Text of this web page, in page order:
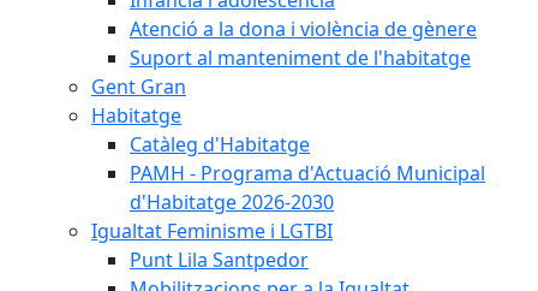
Atenció a la dona i violència de gènere
Suport al manteniment de l'habitatge
Gent Gran
Habitatge
Catàleg d'Habitatge
PAMH - Programa d'Actuació Municipal
d'Habitatge 2026-2030
Igualtat Feminisme i LGTBI
Punt Lila Santpedor